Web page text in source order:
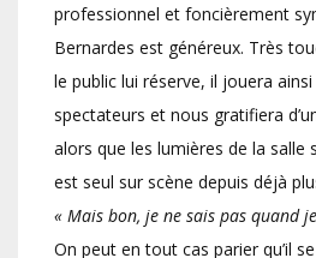
professionnel et foncièrement
Bernardes est généreux. Très
le public lui réserve, il jouera
spectateurs et nous gratifiera
alors que les lumières de la salle
est seul sur scène depuis déjà
« Mais bon, je ne sais pas quand
On peut en tout cas parier qu’il